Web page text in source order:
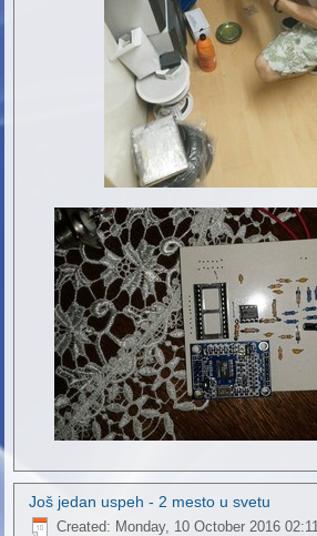
Još jedan uspeh - 2 mesto u svetu
Created: Monday, 10 October 2016 02:11